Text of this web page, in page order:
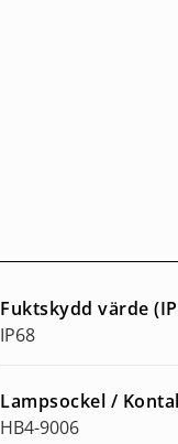
Fuktskydd värde
IP68
Lampsockel /
HB4-9006